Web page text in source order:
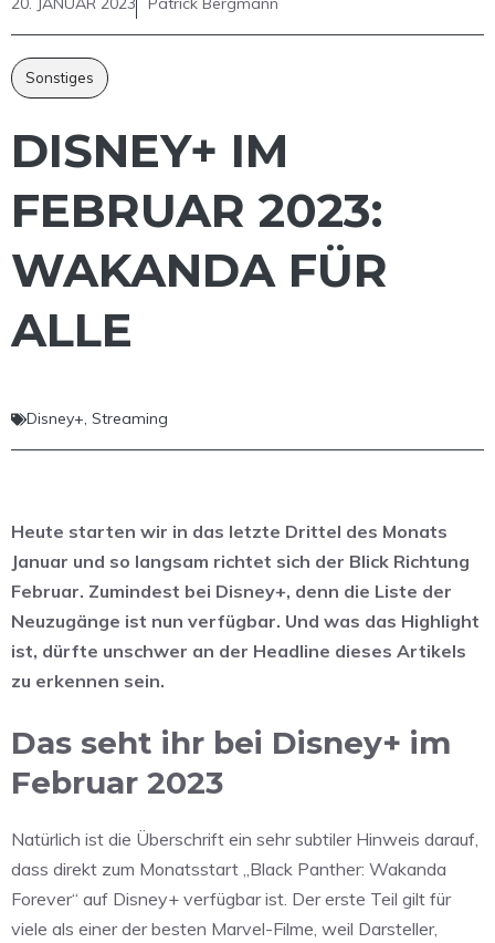
Sonstiges
DISNEY+ IM
FEBRUAR 2023:
WAKANDA FÜR
ALLE
Disney+, Streaming
Heute starten wir in das letzte Drittel des Monats
Januar und so langsam richtet sich der Blick Richtung
Februar. Zumindest bei Disney+, denn die Liste der
Neuzugänge ist nun verfügbar. Und was das Highlight
ist, dürfte unschwer an der Headline dieses Artikels
zu erkennen sein.
Das seht ihr bei Disney+ im
Februar 2023
Natürlich ist die Überschrift ein sehr subtiler Hinweis darauf,
dass direkt zum Monatsstart „Black Panther: Wakanda
Forever“ auf Disney+ verfügbar ist. Der erste Teil gilt für
viele als einer der besten Marvel-Filme, weil Darsteller,